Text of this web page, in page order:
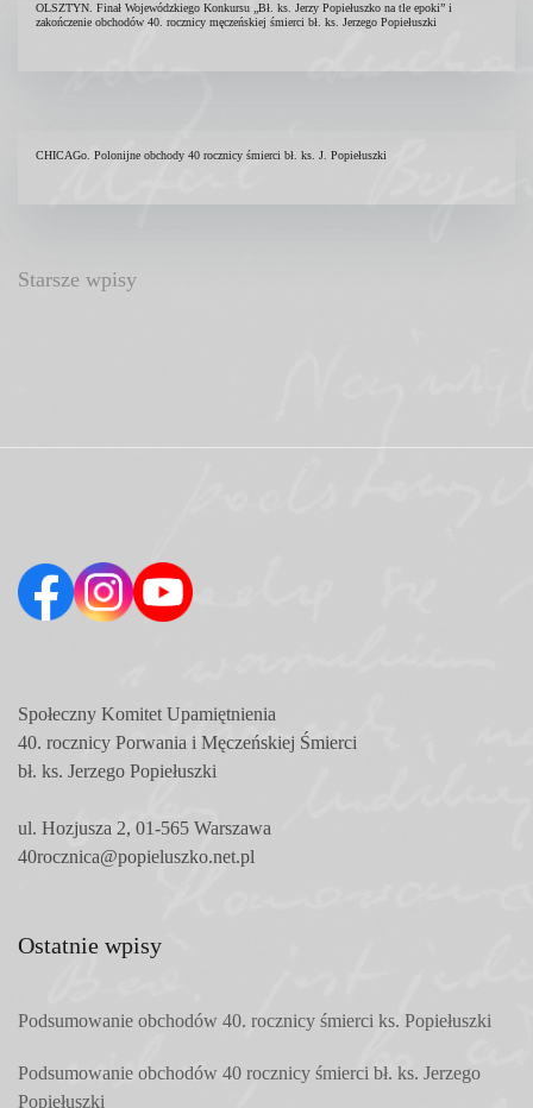
OLSZTYN. Finał Wojewódzkiego Konkursu „Bł. ks. Jerzy Popiełuszko na tle epoki” i
zakończenie obchodów 40. rocznicy męczeńskiej śmierci bł. ks. Jerzego Popiełuszki
CHICAGo. Polonijne obchody 40 rocznicy śmierci bł. ks. J. Popiełuszki
Nawigacja
Starsze wpisy
Społeczny Komitet Upamiętnienia
40. rocznicy Porwania i Męczeńskiej Śmierci
bł. ks. Jerzego Popiełuszki
ul. Hozjusza 2, 01-565 Warszawa
40rocznica@popieluszko.net.pl
Ostatnie wpisy
Podsumowanie obchodów 40. rocznicy śmierci ks. Popiełuszki
Podsumowanie obchodów 40 rocznicy śmierci bł. ks. Jerzego
Popiełuszki